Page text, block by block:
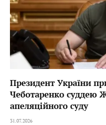
Президент України
Чеботаренко суддею
апеляційного суду
31.07.2026